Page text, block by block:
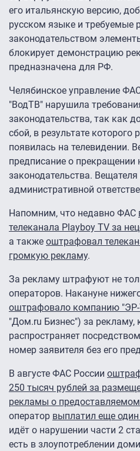
его итальянскую версию,
русском языке и требуемые
законодательством
блокирует демонстрацию
предназначена для РФ.
Челябинское управление
"ВодТВ" нарушила
законодательства, так как
сбой, в результате которого
появилась на телевидении.
предписание о прекращении
законодательства.
административной
Напомним, что недавно ФАС
телеканала Playboy TV за
а также оштрафовал
громкую рекламу.
За рекламу штрафуют не
операторов. Накануне
оштрафовало компанию
"Дом.ru Бизнес") за рекламу,
распространяет
номер заявителя без его
В августе ФАС России
250 тысяч рублей за
рекламы о предоставляемом
оператор выплатил еще
идёт о нарушении части 2
есть в злоупотреблении